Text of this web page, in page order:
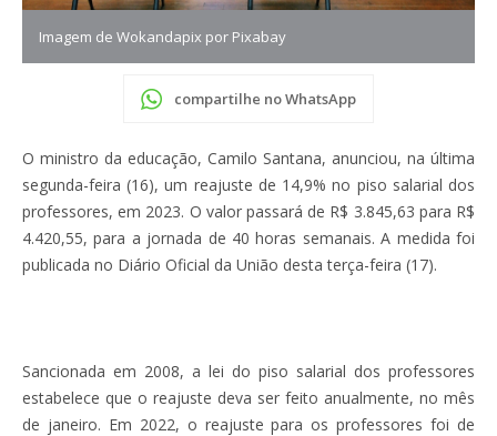
Imagem de Wokandapix por Pixabay
compartilhe no WhatsApp
O ministro da educação, Camilo Santana, anunciou, na última
segunda-feira (16), um reajuste de 14,9% no piso salarial dos
professores, em 2023. O valor passará de R$ 3.845,63 para R$
4.420,55, para a jornada de 40 horas semanais. A medida foi
publicada no Diário Oficial da União desta terça-feira (17).
Sancionada em 2008, a lei do piso salarial dos professores
estabelece que o reajuste deva ser feito anualmente, no mês
de janeiro. Em 2022, o reajuste para os professores foi de